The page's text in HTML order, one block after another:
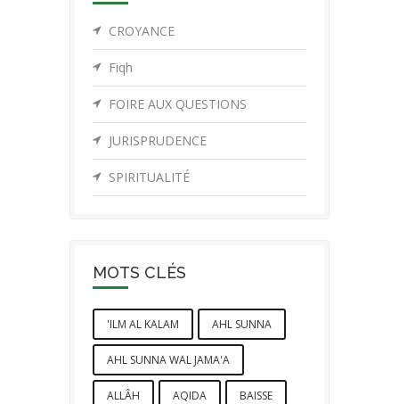
CROYANCE
Fiqh
FOIRE AUX QUESTIONS
JURISPRUDENCE
SPIRITUALITÉ
MOTS CLÉS
'ILM AL KALAM AHL SUNNA
AHL SUNNA WAL JAMA'A
ALLÂH AQIDA BAISSE